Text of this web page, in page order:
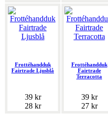
Frottéhandduk
Fairtrade Ljusblå
39 kr
28 kr
Frottéhandduk
Fairtrade
Terracotta
39 kr
27 kr